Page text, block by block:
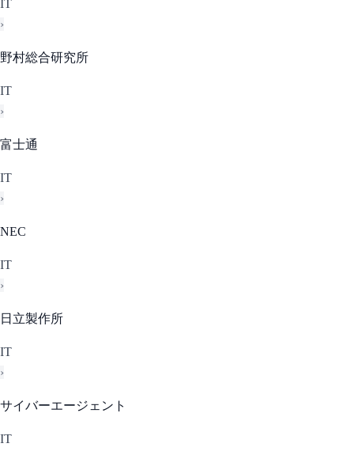
IT
›
野村総合研究所
IT
›
富士通
IT
›
NEC
IT
›
日立製作所
IT
›
サイバーエージェント
IT